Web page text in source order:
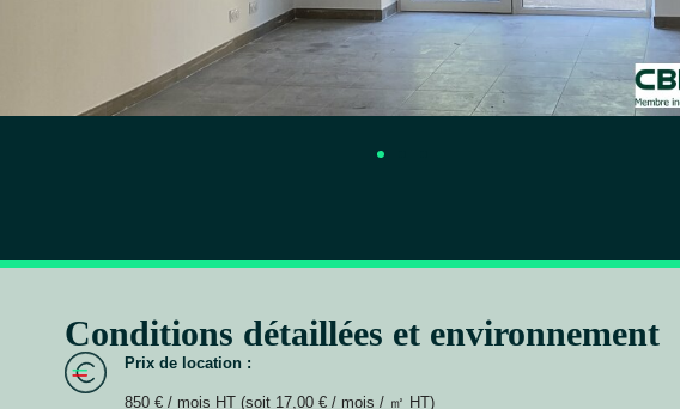
Conditions détaillées et environnement
Prix de location :
850 € / mois HT (soit 17,00 € / mois / ㎡ HT)